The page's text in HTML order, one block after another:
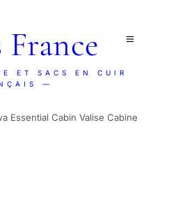
France
ET SACS EN CUIR
—
Essential Cabin Valise Cabine